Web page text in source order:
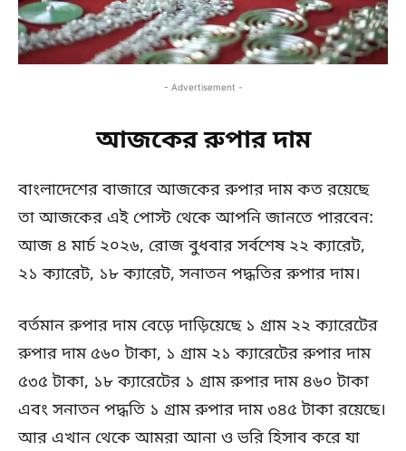
- Advertisement -
আজকের রুপার দাম
বাংলাদেশের বাজারে আজকের রুপার দাম কত রয়েছে
তা আজকের এই পোস্ট থেকে আপনি জানতে পারবেন:
আজ ৪ মার্চ ২০২৬, রোজ বুধবার সর্বশেষ ২২ ক্যারেট,
২১ ক্যারেট, ১৮ ক্যারেট, সনাতন পদ্ধতির রুপার দাম।
বর্তমান রুপার দাম বেড়ে দাড়িয়েছে ১ গ্রাম ২২ ক্যারেটের
রুপার দাম ৫৬০ টাকা, ১ গ্রাম ২১ ক্যারেটের রুপার দাম
৫৩৫ টাকা, ১৮ ক্যারেটের ১ গ্রাম রুপার দাম ৪৬০ টাকা
এবং সনাতন পদ্ধতি ১ গ্রাম রুপার দাম ৩৪৫ টাকা রয়েছে।
আর এখান থেকে আমরা আনা ও ভরি হিসাব করে যা